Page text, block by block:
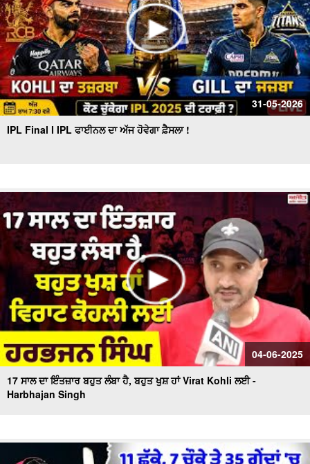
31-05-2026
IPL Final l IPL ਫਾਈਨਲ ਦਾ ਅੱਜ ਹੋਵੇਗਾ ਫ਼ੈਸਲਾ !
04-06-2025
17 ਸਾਲ ਦਾ ਇੰਤਜ਼ਾਰ ਬਹੁਤ ਲੰਬਾ ਹੈ, ਬਹੁਤ ਖੁਸ਼ ਹਾਂ Virat Kohli ਲਈ -
Harbhajan Singh